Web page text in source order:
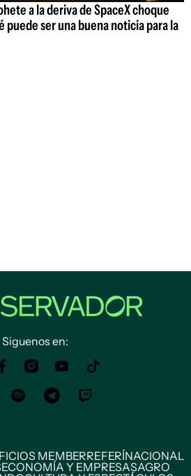
a la deriva de SpaceX choque
puede ser una buena noticia para la
Siguenos en:
MEMBERREFERÍNACIONAL
ECONOMÍA Y EMPRESASAGRO